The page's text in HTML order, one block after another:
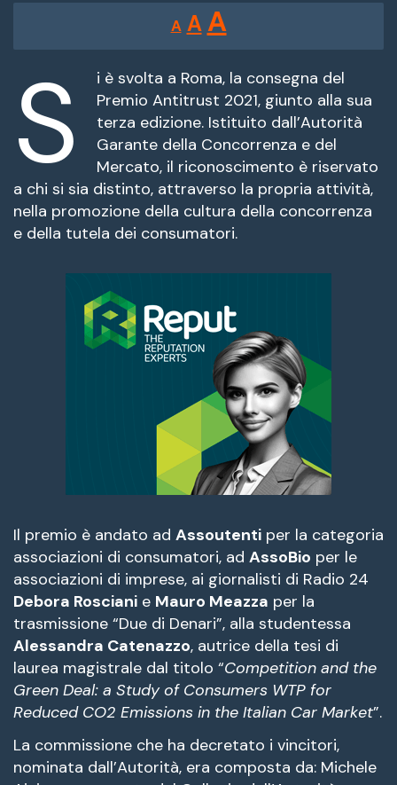
A
Reducir
tamaño
de
fuente.
A Restablecer
tamaño
de
fuente
AAumentar
tamaño
de
fuente.
S
i è svolta a Roma, la consegna del
Premio Antitrust 2021, giunto alla sua
terza edizione. Istituito dall’Autorità
Garante della Concorrenza e del
Mercato, il riconoscimento è riservato
a chi si sia distinto, attraverso la propria attività,
nella promozione della cultura della concorrenza
e della tutela dei consumatori.
Il premio è andato ad Assoutenti per la categoria
associazioni di consumatori, ad AssoBio per le
associazioni di imprese, ai giornalisti di Radio 24
Debora Rosciani e Mauro Meazza per la
trasmissione “Due di Denari”, alla studentessa
Alessandra Catenazzo, autrice della tesi di
laurea magistrale dal titolo “Competition and the
Green Deal: a Study of Consumers WTP for
Reduced CO2 Emissions in the Italian Car Market”.
La commissione che ha decretato i vincitori,
nominata dall’Autorità, era composta da: Michele